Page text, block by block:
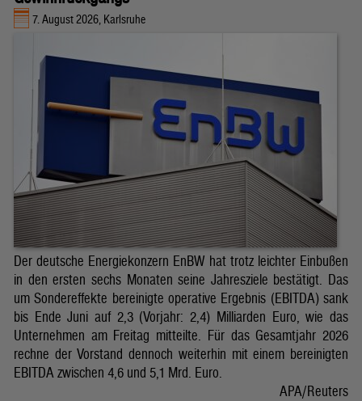
7. August 2026, Karlsruhe
Der deutsche Energiekonzern EnBW hat trotz leichter Einbußen
in den ersten sechs Monaten seine Jahresziele bestätigt. Das
um Sondereffekte bereinigte operative Ergebnis (EBITDA) sank
bis Ende Juni auf 2,3 (Vorjahr: 2,4) Milliarden Euro, wie das
Unternehmen am Freitag mitteilte. Für das Gesamtjahr 2026
rechne der Vorstand dennoch weiterhin mit einem bereinigten
EBITDA zwischen 4,6 und 5,1 Mrd. Euro.
APA/Reuters